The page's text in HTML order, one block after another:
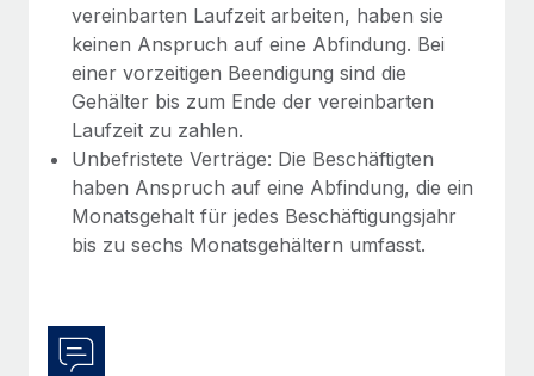
Mehr erfahren
vereinbarten Laufzeit arbeiten, haben sie
keinen Anspruch auf eine Abfindung. Bei
einer vorzeitigen Beendigung sind die
Gehälter bis zum Ende der vereinbarten
Laufzeit zu zahlen.
Unbefristete Verträge: Die Beschäftigten
haben Anspruch auf eine Abfindung, die ein
Monatsgehalt für jedes Beschäftigungsjahr
bis zu sechs Monatsgehältern umfasst.